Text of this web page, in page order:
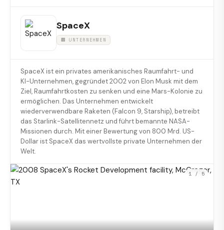
SpaceX
🏢 UNTERNEHMEN
SpaceX ist ein privates amerikanisches Raumfahrt- und
KI-Unternehmen, gegründet 2002 von Elon Musk mit dem
Ziel, Raumfahrtkosten zu senken und eine Mars-Kolonie zu
ermöglichen. Das Unternehmen entwickelt
wiederverwendbare Raketen (Falcon 9, Starship), betreibt
das Starlink-Satellitennetz und führt bemannte NASA-
Missionen durch. Mit einer Bewertung von 800 Mrd. US-
Dollar ist SpaceX das wertvollste private Unternehmen der
Welt.
1 / 5